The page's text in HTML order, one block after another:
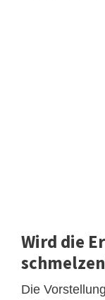
Wird die
Die